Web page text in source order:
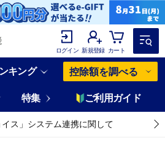
ログイン 新規登録 カート
キング 控除額を調べる
特集 ご利用ガイド
イス」システム連携に関して